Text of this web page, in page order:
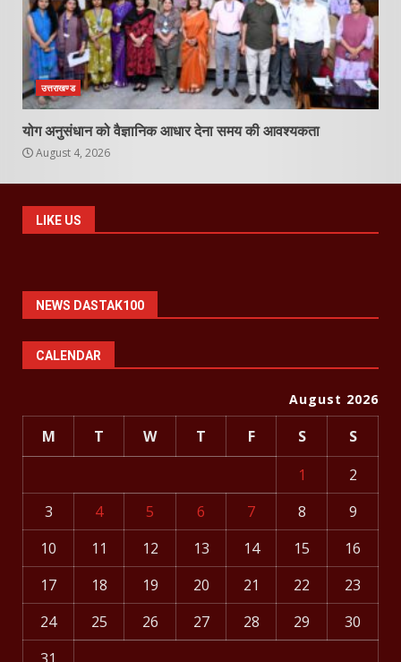
उत्तराखण्ड
योग अनुसंधान को वैज्ञानिक आधार देना समय की आवश्यकता
August 4, 2026
LIKE US
NEWS DASTAK100
CALENDAR
August 2026
M T W T F S
S
1
2
3
4 5 6 7 8
9
10
11 12 13 14 15
16
17
18 19 20 21 22
23
24
25 26 27 28 29
30